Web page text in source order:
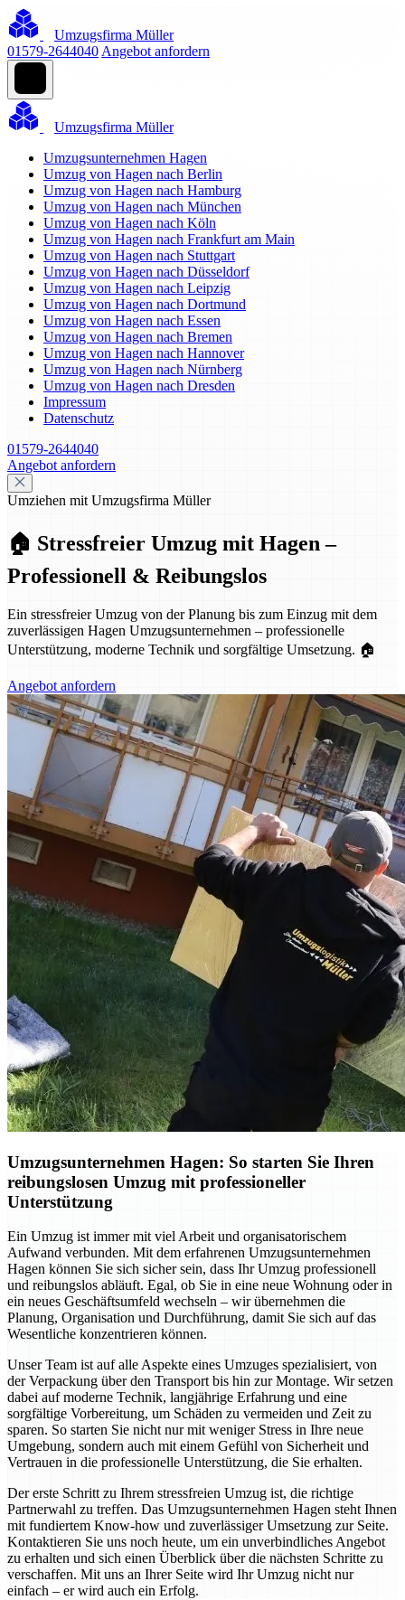
Umzugsfirma Müller
01579-2644040 Angebot anfordern
Umzugsfirma Müller
Umzugsunternehmen Hagen
Umzug von Hagen nach Berlin
Umzug von Hagen nach Hamburg
Umzug von Hagen nach München
Umzug von Hagen nach Köln
Umzug von Hagen nach Frankfurt am Main
Umzug von Hagen nach Stuttgart
Umzug von Hagen nach Düsseldorf
Umzug von Hagen nach Leipzig
Umzug von Hagen nach Dortmund
Umzug von Hagen nach Essen
Umzug von Hagen nach Bremen
Umzug von Hagen nach Hannover
Umzug von Hagen nach Nürnberg
Umzug von Hagen nach Dresden
Impressum
Datenschutz
01579-2644040
Angebot anfordern
Umziehen mit Umzugsfirma Müller
🏠 Stressfreier Umzug mit Hagen –
Professionell & Reibungslos
Ein stressfreier Umzug von der Planung bis zum Einzug mit dem
zuverlässigen Hagen Umzugsunternehmen – professionelle
Unterstützung, moderne Technik und sorgfältige Umsetzung. 🏠
Angebot anfordern
Umzugsunternehmen Hagen: So starten Sie Ihren
reibungslosen Umzug mit professioneller
Unterstützung
Ein Umzug ist immer mit viel Arbeit und organisatorischem
Aufwand verbunden. Mit dem erfahrenen Umzugsunternehmen
Hagen können Sie sich sicher sein, dass Ihr Umzug professionell
und reibungslos abläuft. Egal, ob Sie in eine neue Wohnung oder in
ein neues Geschäftsumfeld wechseln – wir übernehmen die
Planung, Organisation und Durchführung, damit Sie sich auf das
Wesentliche konzentrieren können.
Unser Team ist auf alle Aspekte eines Umzuges spezialisiert, von
der Verpackung über den Transport bis hin zur Montage. Wir setzen
dabei auf moderne Technik, langjährige Erfahrung und eine
sorgfältige Vorbereitung, um Schäden zu vermeiden und Zeit zu
sparen. So starten Sie nicht nur mit weniger Stress in Ihre neue
Umgebung, sondern auch mit einem Gefühl von Sicherheit und
Vertrauen in die professionelle Unterstützung, die Sie erhalten.
Der erste Schritt zu Ihrem stressfreien Umzug ist, die richtige
Partnerwahl zu treffen. Das Umzugsunternehmen Hagen steht Ihnen
mit fundiertem Know-how und zuverlässiger Umsetzung zur Seite.
Kontaktieren Sie uns noch heute, um ein unverbindliches Angebot
zu erhalten und sich einen Überblick über die nächsten Schritte zu
verschaffen. Mit uns an Ihrer Seite wird Ihr Umzug nicht nur
einfach – er wird auch ein Erfolg.